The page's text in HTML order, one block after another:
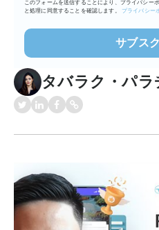
このフォームを送信することにより、プライバシー
と処理に同意することを確認します。
プライバシー
タバラク・パラ